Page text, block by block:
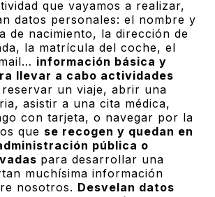
que vayamos a realizar,
datos personales: el nombre y
de nacimiento, la dirección de
la matrícula del coche, el
información básica y
llevar a cabo actividades
reservar un viaje, abrir una
asistir a una cita médica,
con tarjeta, o navegar por la
que se recogen y quedan en
pública o
para desarrollar una
muchísima información
nosotros. Desvelan datos